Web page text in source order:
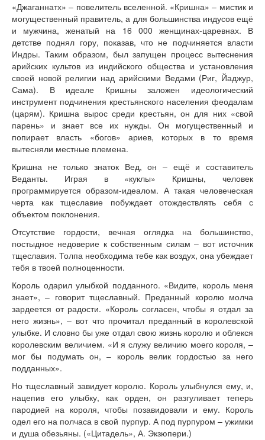
«Джаганнатх» – повелитель вселенной. «Кришна» – мистик и
могущественный правитель, а для большинства индусов ещё
и мужчина, женатый на 16 000 женщинах-царевнах. В
детстве поднял гору, показав, что не подчиняется власти
Индры. Таким образом, был запущен процесс вытеснения
арийских культов из индийского общества и установления
своей новой религии над арийскими Ведами (Риг, Йаджур,
Сама). В идеале Кришны заложен идеологический
инструмент подчинения крестьянского населения феодалам
(царям). Кришна вырос среди крестьян, он для них «свой
парень» и знает все их нужды. Он могущественный и
попирает власть «богов» ариев, которых в то время
вытесняли местные племена.
Кришна не только знаток Вед, он – ещё и составитель
Веданты. Играя в «куклы» Кришны, человек
программируется образом-идеалом. А такая человеческая
черта как тщеславие побуждает отождествлять себя с
объектом поклонения.
Отсутствие гордости, вечная оглядка на большинство,
постыдное недоверие к собственным силам – вот источник
тщеславия. Толпа необходима тебе как воздух, она убеждает
тебя в твоей полноценности.
Король одарил улыбкой подданного. «Видите, король меня
знает», – говорит тщеславный. Преданный королю молча
зардеется от радости. «Король согласен, чтобы я отдал за
него жизнь», – вот что прочитал преданный в королевской
улыбке. И словно бы уже отдал свою жизнь королю и облекся
королевским величием. «И я служу величию моего короля, –
мог бы подумать он, – король велик гордостью за него
подданных».
Но тщеславный завидует королю. Король улыбнулся ему, и,
нацепив его улыбку, как орден, он разгуливает теперь
пародией на короля, чтобы позавидовали и ему. Король
одел его на полчаса в свой пурпур. А под пурпуром – ужимки
и душа обезьяны. («Цитадель», А. Экзюпери.)